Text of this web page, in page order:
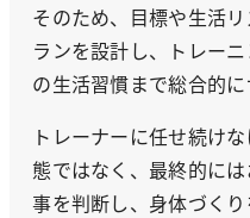
そのため、目標や生活
ランを設計し、トレー
の生活習慣まで総合的に
トレーナーに任せ続け
態ではなく、最終的に
事を判断し、身体づく